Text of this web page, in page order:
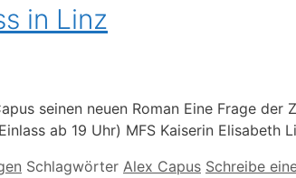
in Linz
seinen neuen Roman Eine Frage
ab 19 Uhr) MFS Kaiserin Elisabeth
Schlagwörter Alex Capus Schreibe